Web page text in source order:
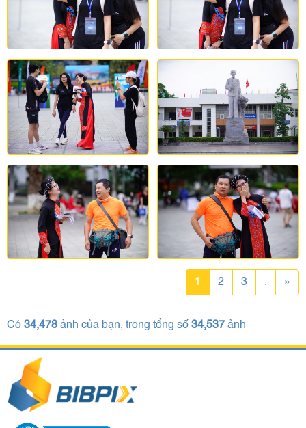
1 2 3 . »
Có 34,478 ảnh của bạn, trong tổng số 34,537 ảnh